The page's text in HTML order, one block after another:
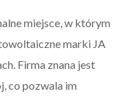
miejsce, w którym
marki JA
Firma znana jest
co pozwala im